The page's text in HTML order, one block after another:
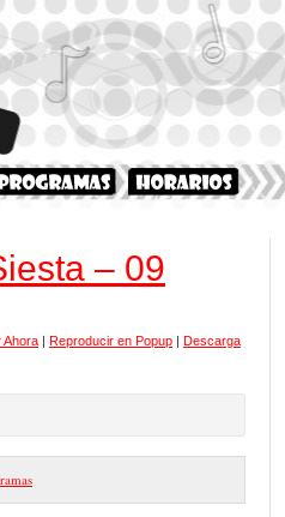
– 09
Ahora | Reproducir en Popup | Descarga